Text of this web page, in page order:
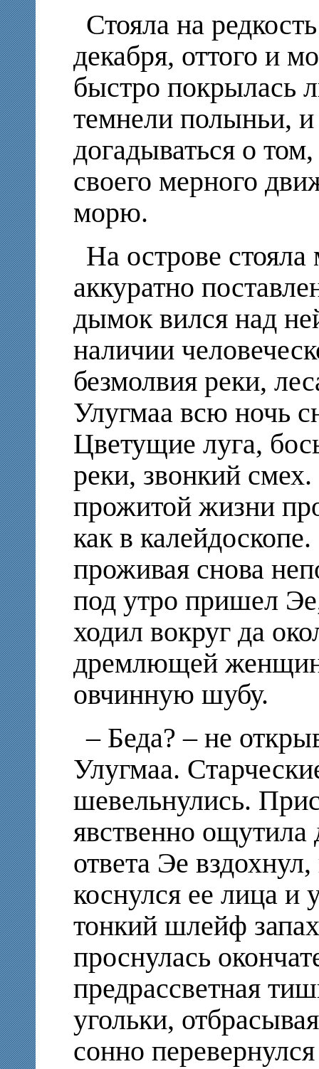
Стояла на
декабря, оттого и
быстро покрылась
темнели полыньи,
догадываться о
своего мерного
морю.
На острове стояла
аккуратно
дымок вился над
наличии
безмолвия реки,
Улугмаа всю ночь
Цветущие луга,
реки, звонкий
прожитой жизни
как в
проживая снова
под утро пришел
ходил вокруг да
дремлющей
овчинную шубу.
– Беда? – не
Улугмаа.
шевельнулись.
явственно
ответа Эе
коснулся ее лица и
тонкий шлейф
проснулась
предрассветная
угольки,
сонно